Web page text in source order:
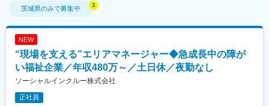
茨城県のみで募集中
NEW
“現場を支える”エリアマネージャー◆急成長中の障が
い福祉企業／年収480万～／土日休／夜勤なし
ソーシャルインクルー株式会社
正社員